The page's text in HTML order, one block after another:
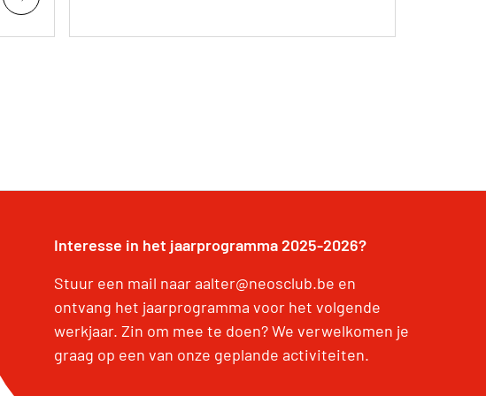
Interesse in het jaarprogramma 2025-2026?
Stuur een mail naar aalter@neosclub.be en
ontvang het jaarprogramma voor het volgende
werkjaar. Zin om mee te doen? We verwelkomen je
graag op een van onze geplande activiteiten.